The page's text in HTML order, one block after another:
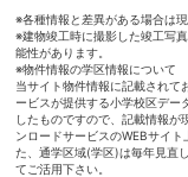
※各種情報と差異がある場合は
※建物竣工時に撮影した竣工写
能性があります。
※物件情報の学区情報について
当サイト物件情報に記載され
ービスが提供する小学校区デー
したものですので、記載情報が
ンロードサービスのWEBサイ
た、通学区域(学区)は毎年見直
てご活用下さい。